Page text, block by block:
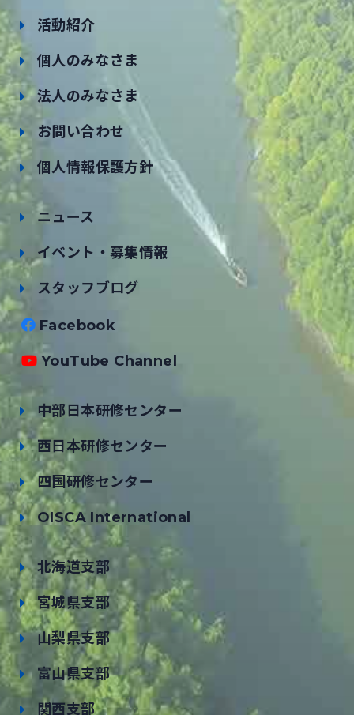
活動紹介
個人のみなさま
法人のみなさま
お問い合わせ
個人情報保護方針
ニュース
イベント・募集情報
スタッフブログ
Facebook
YouTube Channel
中部日本研修センター
西日本研修センター
四国研修センター
OISCA International
北海道支部
宮城県支部
山梨県支部
富山県支部
関西支部